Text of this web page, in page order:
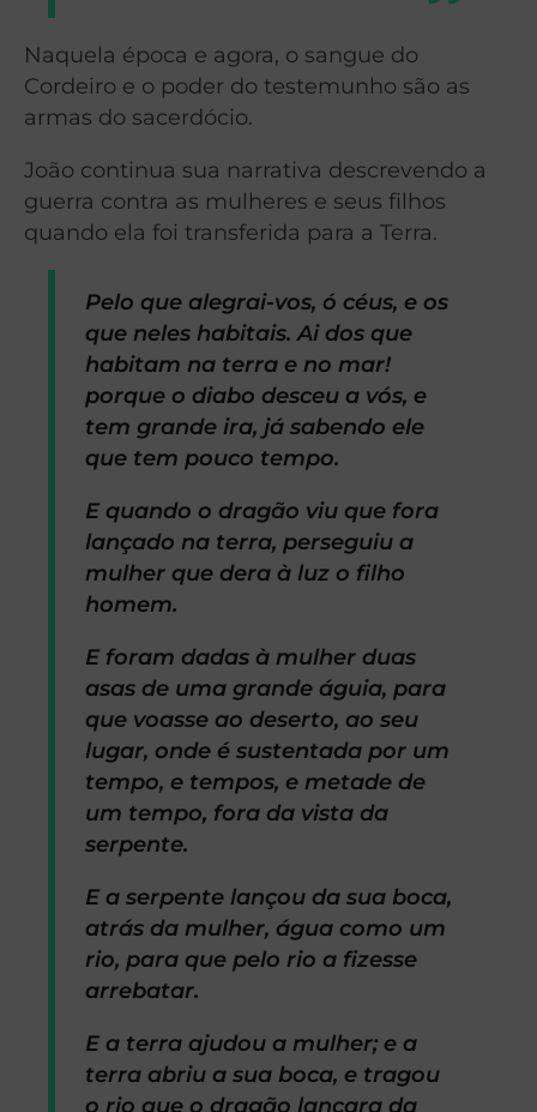
Naquela época e agora, o sangue do
Cordeiro e o poder do testemunho são as
armas do sacerdócio.
João continua sua narrativa descrevendo a
guerra contra as mulheres e seus filhos
quando ela foi transferida para a Terra.
Pelo que alegrai-vos, ó céus, e os
que neles habitais. Ai dos que
habitam na terra e no mar!
porque o diabo desceu a vós, e
tem grande ira, já sabendo ele
que tem pouco tempo.
E quando o dragão viu que fora
lançado na terra, perseguiu a
mulher que dera à luz o filho
homem.
E foram dadas à mulher duas
asas de uma grande águia, para
que voasse ao deserto, ao seu
lugar, onde é sustentada por um
tempo, e tempos, e metade de
um tempo, fora da vista da
serpente.
E a serpente lançou da sua boca,
atrás da mulher, água como um
rio, para que pelo rio a fizesse
arrebatar.
E a terra ajudou a mulher; e a
terra abriu a sua boca, e tragou
o rio que o dragão lançara da